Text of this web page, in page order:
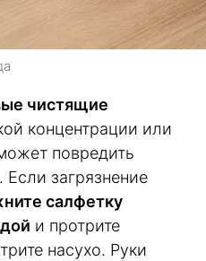
чистящие
концентрации или
повредить
загрязнение
салфетку
и протрите
насухо. Руки